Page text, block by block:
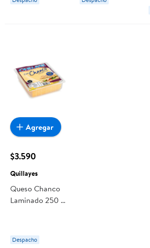
$3.590
Quillayes
Queso Chanco
Laminado 250 g
Despacho
Agregar